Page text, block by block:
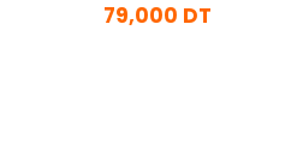
79,000 DT